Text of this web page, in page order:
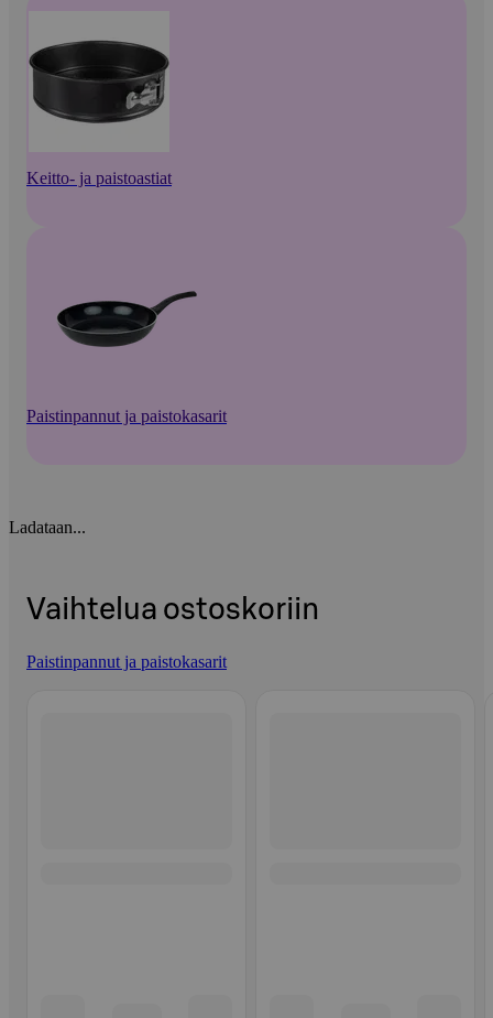
Keitto- ja paistoastiat
Paistinpannut ja paistokasarit
Ladataan...
Vaihtelua ostoskoriin
Paistinpannut ja paistokasarit